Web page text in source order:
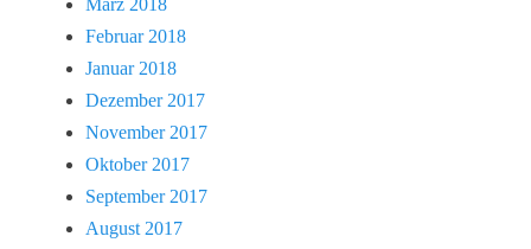
März 2018
Februar 2018
Januar 2018
Dezember 2017
November 2017
Oktober 2017
September 2017
August 2017